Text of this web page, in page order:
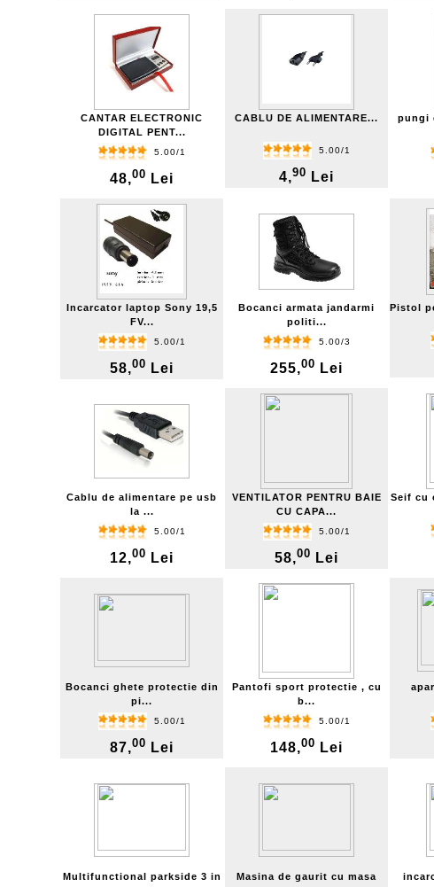
CANTAR ELECTRONIC
DIGITAL PENT...
5.00/1
48,00 Lei
CABLU DE ALIMENTARE...
5.00/1
4,90 Lei
pungi
Incarcator laptop Sony 19,5
FV...
5.00/1
58,00 Lei
Bocanci armata jandarmi
politi...
5.00/3
255,00 Lei
Pistol
Cablu de alimentare pe usb
la ...
5.00/1
12,00 Lei
VENTILATOR PENTRU BAIE
CU CAPA...
5.00/1
58,00 Lei
Seif cu
Bocanci ghete protectie din
pi...
5.00/1
87,00 Lei
Pantofi sport protectie , cu
b...
5.00/1
148,00 Lei
Multifunctional parkside 3 in
Masina de gaurit cu masa